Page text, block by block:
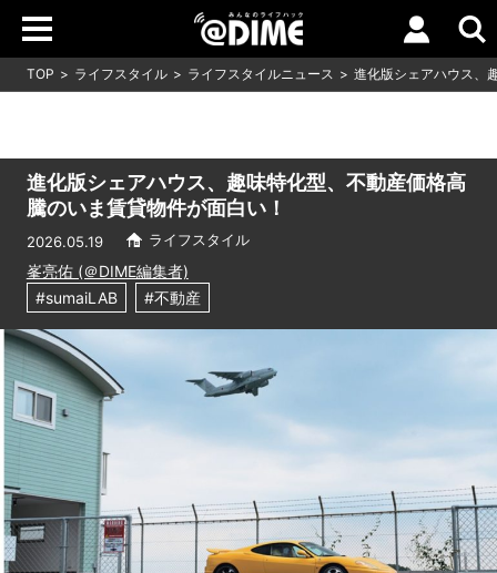
TOP ライフスタイル ライフスタイルニュース 進化版シェアハウス、
進化版シェアハウス、趣味特化型、不動産価格高
騰のいま賃貸物件が面白い！
2026.05.19 ライフスタイル
峯亮佑 (＠DIME編集者)
#sumaiLAB
#不動産